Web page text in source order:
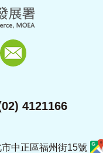
4121166
中正區福州街15號